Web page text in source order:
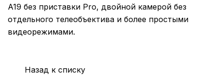
A19 без приставки Pro, двойной камерой без
отдельного телеобъектива и более простыми
видеорежимами.
Назад к списку